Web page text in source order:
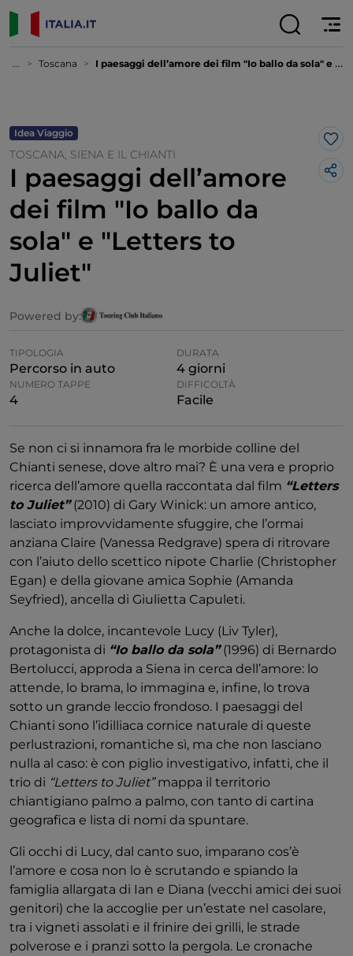
... Toscana I paesaggi dell’amore dei film "Io ballo da sola" e "Letters to Juliet"
Idea Viaggio
TOSCANA, SIENA E IL CHIANTI
I paesaggi dell’amore
dei film "Io ballo da
sola" e "Letters to
Juliet"
Powered by:
TIPOLOGIA
Percorso in auto
DURATA
4 giorni
NUMERO TAPPE
4
DIFFICOLTÀ
Facile
Se non ci si innamora fra le morbide colline del
Chianti senese, dove altro mai? È una vera e proprio
ricerca dell’amore quella raccontata dal film “Letters
to Juliet”(2010) di Gary Winick: un amore antico,
lasciato improvvidamente sfuggire, che l’ormai
anziana Claire (Vanessa Redgrave) spera di ritrovare
con l’aiuto dello scettico nipote Charlie (Christopher
Egan) e della giovane amica Sophie (Amanda
Seyfried), ancella di Giulietta Capuleti.
Anche la dolce, incantevole Lucy (Liv Tyler),
protagonista di “Io ballo da sola” (1996) di Bernardo
Bertolucci, approda a Siena in cerca dell’amore: lo
attende, lo brama, lo immagina e, infine, lo trova
sotto un grande leccio frondoso. I paesaggi del
Chianti sono l’idilliaca cornice naturale di queste
perlustrazioni, romantiche sì, ma che non lasciano
nulla al caso: è con piglio investigativo, infatti, che il
trio di “Letters to Juliet”mappa il territorio
chiantigiano palmo a palmo, con tanto di cartina
geografica e lista di nomi da spuntare.
Gli occhi di Lucy, dal canto suo, imparano cos’è
l’amore e cosa non lo è scrutando e spiando la
famiglia allargata di Ian e Diana (vecchi amici dei suoi
genitori) che la accoglie per un’estate nel casolare,
tra i vigneti assolati e il frinire dei grilli, le strade
polverose e i pranzi sotto la pergola. Le cronache